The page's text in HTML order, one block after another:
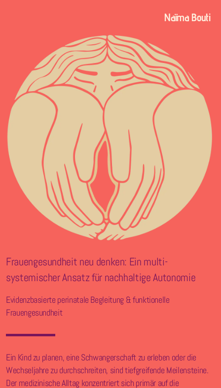
Naïma Bouti
Frauengesundheit neu denken: Ein multi-
systemischer Ansatz für nachhaltige Autonomie
Evidenzbasierte perinatale Begleitung & funktionelle
Frauengesundheit
Ein Kind zu planen, eine Schwangerschaft zu erleben oder die
Wechseljahre zu durchschreiten, sind tiefgreifende Meilensteine.
Der medizinische Alltag konzentriert sich primär auf die